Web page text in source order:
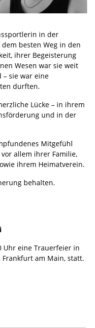
in der
besten Weg in den
ihrer Begeisterung
Wesen war sie weit
sie war eine
durften.
Lücke – in ihrem
und in der
Mitgefühl
allem ihrer Familie,
ihrem Heimatverein.
behalten.
Uhr eine Trauerfeier in
am Main, statt.